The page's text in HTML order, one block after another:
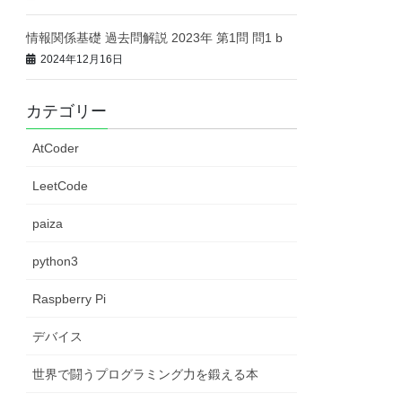
情報関係基礎 過去問解説 2023年 第1問 問1 b
2024年12月16日
カテゴリー
AtCoder
LeetCode
paiza
python3
Raspberry Pi
デバイス
世界で闘うプログラミング力を鍛える本